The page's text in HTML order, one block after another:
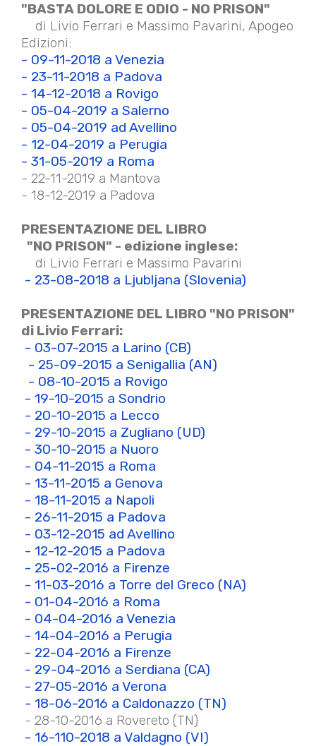
"BASTA DOLORE E ODIO - NO PRISON"
di Livio Ferrari e Massimo Pavarini, Apogeo
Edizioni:
- 09-11-2018 a Venezia
- 23-11-2018 a Padova
- 14-12-2018 a Rovigo
- 05-04-2019 a Salerno
- 05-04-2019 ad Avellino
- 12-04-2019 a Perugia
- 31-05-2019 a Roma
- 22-11-2019 a Mantova
- 18-12-2019 a Padova
PRESENTAZIONE DEL LIBRO
"NO PRISON" - edizione inglese:
di Livio Ferrari e Massimo Pavarini
- 23-08-2018 a Ljubljana (Slovenia)
PRESENTAZIONE DEL LIBRO "NO PRISON"
di Livio Ferrari:
- 03-07-2015 a Larino (CB)
- 25-09-2015 a Senigallia (AN)
- 08-10-2015 a Rovigo
- 19-10-2015 a Sondrio
- 20-10-2015 a Lecco
- 29-10-2015 a Zugliano (UD)
- 30-10-2015 a Nuoro
- 04-11-2015 a Roma
- 13-11-2015 a Genova
- 18-11-2015 a Napoli
- 26-11-2015 a Padova
- 03-12-2015 ad Avellino
- 12-12-2015 a Padova
- 25-02-2016 a Firenze
- 11-03-2016 a Torre del Greco (NA)
- 01-04-2016 a Roma
- 04-04-2016 a Venezia
- 14-04-2016 a Perugia
- 22-04-2016 a Firenze
- 29-04-2016 a Serdiana (CA)
- 27-05-2016 a Verona
- 18-06-2016 a Caldonazzo (TN)
- 28-10-2016 a Rovereto (TN)
- 16-110-2018 a Valdagno (VI)